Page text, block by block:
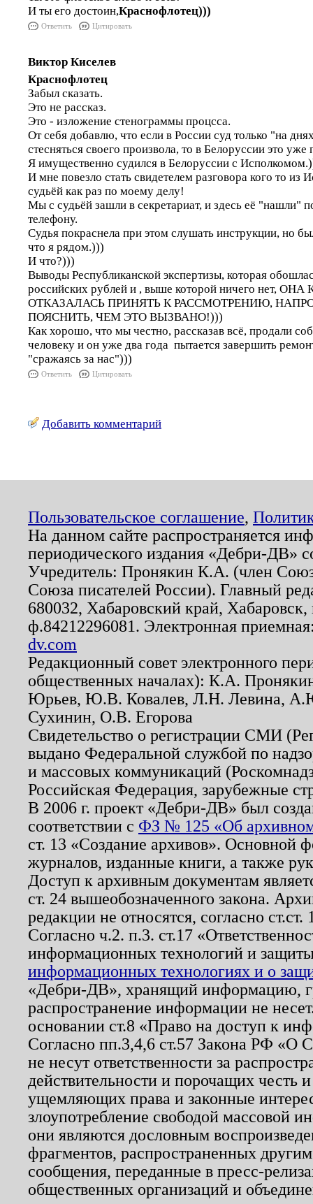
И ты его достоин,Краснофлотец)))
Ответить Цитировать
Виктор Киселев
Краснофлотец
Забыл сказать.
Это не рассказ.
Это - изложение стенограммы процсса.
От себя добавлю, что если в России суд только "на
стесняться своего произвола, то в Белоруссии это
Я имущественно судился в Белоруссии с
И мне повезло стать свидетелем разговора кого то из
судьёй как раз по моему делу!
Мы с судьёй зашли в секретариат, и здесь её "нашли"
телефону.
Судья покраснела при этом слушать инструкции, но
что я рядом.)))
И что?)))
Выводы Республиканской экспертизы, которая
российских рублей и , выше которой ничего нет,
ОТКАЗАЛАСЬ ПРИНЯТЬ К РАССМОТРЕНИЮ,
ПОЯСНИТЬ, ЧЕМ ЭТО ВЫЗВАНО!)))
Как хорошо, что мы честно, рассказав всё, продали
человеку и он уже два года пытается завершить
"сражаясь за нас")))
Ответить Цитировать
Добавить комментарий
Пользовательское соглашение,
На данном сайте распространяется
периодического издания «Дебри-ДВ»
Учредитель: Пронякин К.А. (член
Союза писателей России). Главный
680032, Хабаровский край,
ф.84212296081. Электронная
dv.com
Редакционный совет электронного
общественных началах): К.А.
Юрьев, Ю.В. Ковалев, Л.Н. Левина,
Сухинин, О.В. Егорова
Свидетельство о регистрации СМИ
выдано Федеральной службой по
и массовых коммуникаций
Российская Федерация, зарубежные
В 2006 г. проект «Дебри-ДВ» был
соответствии с ФЗ № 125 «Об
ст. 13 «Создание архивов». Основной
журналов, изданные книги, а также
Доступ к архивным документам
ст. 24 вышеобозначенного закона.
редакции не относятся, согласно
Согласно ч.2. п.3. ст.17
информационных технологий и
информационных технологиях и о
«Дебри-ДВ», хранящий информацию,
распространение информации не
основании ст.8 «Право на доступ к
Согласно пп.3,4,6 ст.57 Закона РФ «О
не несут ответственности за
действительности и порочащих честь
ущемляющих права и законные
злоупотребление свободой массовой
они являются дословным
фрагментов, распространенных
сообщения, переданные в пресс-
общественных организаций и